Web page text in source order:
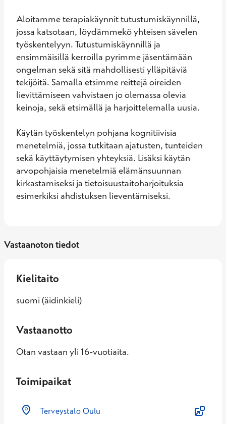
Aloitamme terapiakäynnit tutustumiskäynnillä,
jossa katsotaan, löydämmekö yhteisen sävelen
työskentelyyn. Tutustumiskäynnillä ja
ensimmäisillä kerroilla pyrimme jäsentämään
ongelman sekä sitä mahdollisesti ylläpitäviä
tekijöitä. Samalla etsimme reittejä oireiden
lievittämiseen vahvistaen jo olemassa olevia
keinoja, sekä etsimällä ja harjoittelemalla uusia.
Käytän työskentelyn pohjana kognitiivisia
menetelmiä, jossa tutkitaan ajatusten, tunteiden
sekä käyttäytymisen yhteyksiä. Lisäksi käytän
arvopohjaisia menetelmiä elämänsuunnan
kirkastamiseksi ja tietoisuustaitoharjoituksia
esimerkiksi ahdistuksen lieventämiseksi.
Vastaanoton tiedot
Kielitaito
suomi (äidinkieli)
Vastaanotto
Otan vastaan yli 16-vuotiaita.
Toimipaikat
Terveystalo Oulu